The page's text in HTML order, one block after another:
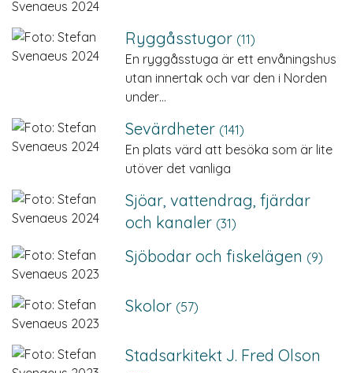
Ryggåsstugor (11)
En ryggåsstuga är ett envåningshus
utan innertak och var den i Norden
under…
Sevärdheter (141)
En plats värd att besöka som är lite
utöver det vanliga
Sjöar, vattendrag, fjärdar
och kanaler (31)
Sjöbodar och fiskelägen (9)
Skolor (57)
Stadsarkitekt J. Fred Olson